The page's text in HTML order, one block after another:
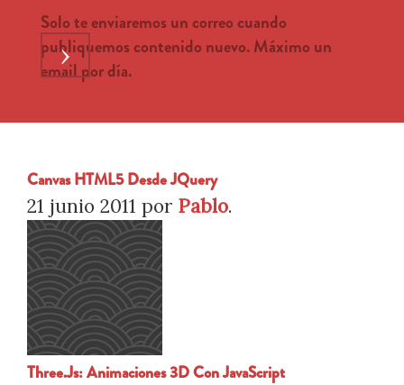
Solo te enviaremos un correo cuando
publiquemos contenido nuevo. Máximo un
email por día.
›
Canvas HTML5 Desde JQuery
21 junio 2011 por Pablo.
Three.js: Animaciones 3D Con JavaScript